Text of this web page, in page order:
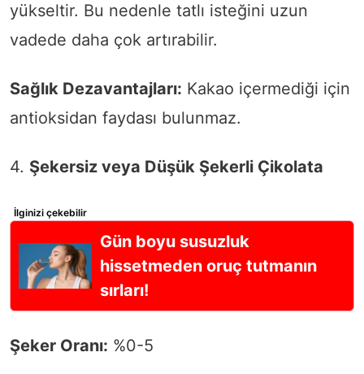
yükseltir. Bu nedenle tatlı isteğini uzun
vadede daha çok artırabilir.
Sağlık Dezavantajları: Kakao içermediği için
antioksidan faydası bulunmaz.
4. Şekersiz veya Düşük Şekerli Çikolata
İlginizi çekebilir
Gün boyu susuzluk
hissetmeden oruç tutmanın
sırları!
Şeker Oranı: %0-5